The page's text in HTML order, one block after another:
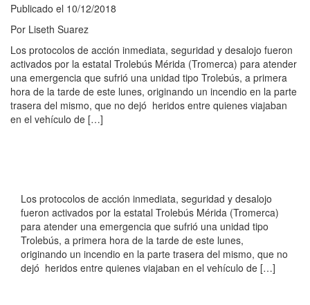
Publicado el 10/12/2018
Por Liseth Suarez
Los protocolos de acción inmediata, seguridad y desalojo fueron
activados por la estatal Trolebús Mérida (Tromerca) para atender
una emergencia que sufrió una unidad tipo Trolebús, a primera
hora de la tarde de este lunes, originando un incendio en la parte
trasera del mismo, que no dejó heridos entre quienes viajaban
en el vehículo de […]
Los protocolos de acción inmediata, seguridad y desalojo
fueron activados por la estatal Trolebús Mérida (Tromerca)
para atender una emergencia que sufrió una unidad tipo
Trolebús, a primera hora de la tarde de este lunes,
originando un incendio en la parte trasera del mismo, que no
dejó heridos entre quienes viajaban en el vehículo de […]